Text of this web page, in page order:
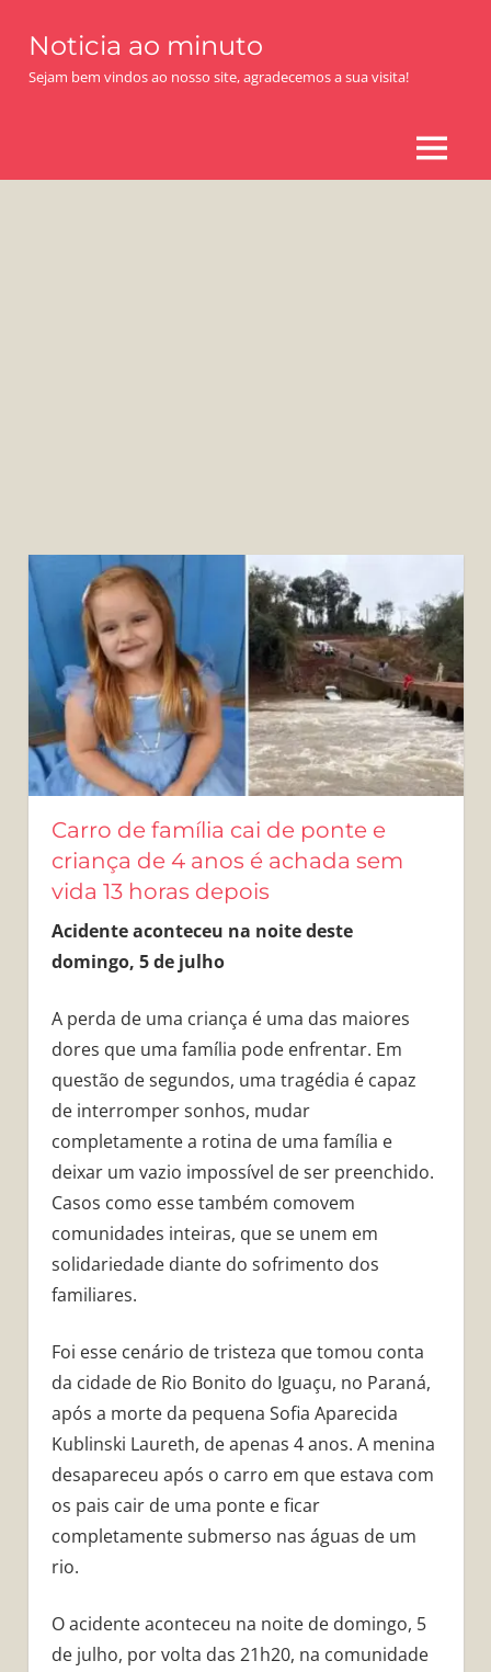
content
Noticia ao minuto
Sejam bem vindos ao nosso site, agradecemos a sua visita!
MENU
Carro de família cai de ponte e
criança de 4 anos é achada sem
vida 13 horas depois
Acidente aconteceu na noite deste
domingo, 5 de julho
A perda de uma criança é uma das maiores
dores que uma família pode enfrentar. Em
questão de segundos, uma tragédia é capaz
de interromper sonhos, mudar
completamente a rotina de uma família e
deixar um vazio impossível de ser preenchido.
Casos como esse também comovem
comunidades inteiras, que se unem em
solidariedade diante do sofrimento dos
familiares.
Foi esse cenário de tristeza que tomou conta
da cidade de Rio Bonito do Iguaçu, no Paraná,
após a morte da pequena Sofia Aparecida
Kublinski Laureth, de apenas 4 anos. A menina
desapareceu após o carro em que estava com
os pais cair de uma ponte e ficar
completamente submerso nas águas de um
rio.
O acidente aconteceu na noite de domingo, 5
de julho, por volta das 21h20, na comunidade